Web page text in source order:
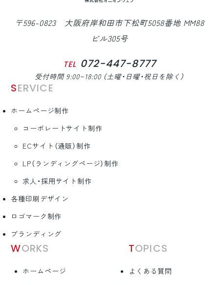
〒596-0823 大阪府岸和田市下松町5058番地 MM88
ビル305号
TEL 072-447-8777
受付時間 9:00~18:00 （土曜・日曜・祝日を除く）
SERVICE
ホームページ制作
コーポレートサイト制作
ECサイト（通販）制作
LP（ランディングページ）制作
求人・採用サイト制作
各種印刷デザイン
ロゴマーク制作
ブランディング
WORKS
ホームページ
TOPICS
よくある質問